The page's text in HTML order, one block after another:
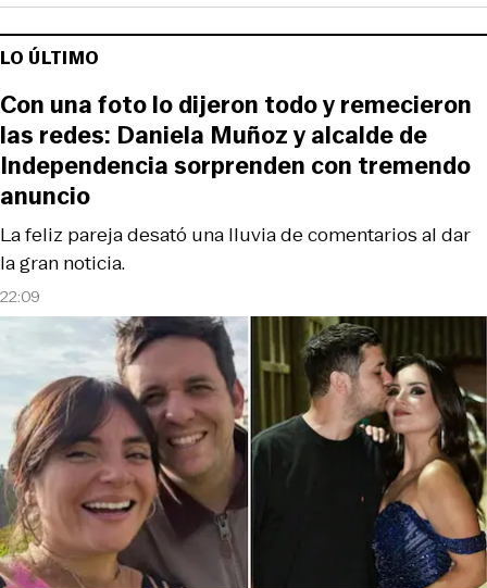
LO ÚLTIMO
22:09
La feliz pareja desató una lluvia de comentarios al dar
la gran noticia.
Con una foto lo dijeron todo y remecieron
las redes: Daniela Muñoz y alcalde de
Independencia sorprenden con tremendo
anuncio